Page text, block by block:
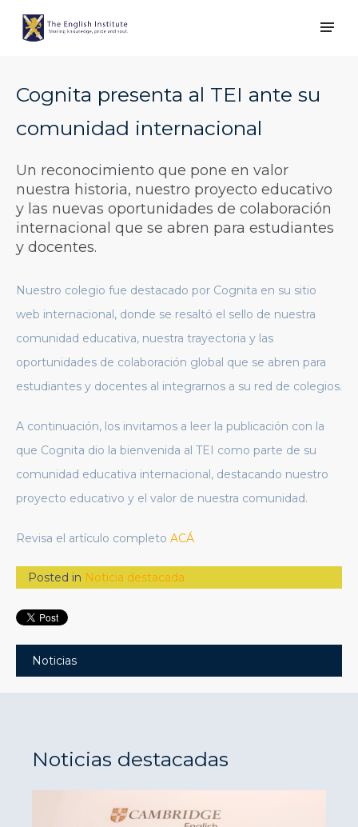
Cognita presenta al TEI ante su
comunidad internacional
Un reconocimiento que pone en valor
nuestra historia, nuestro proyecto educativo
y las nuevas oportunidades de colaboración
internacional que se abren para estudiantes
y docentes.
Nuestro colegio fue destacado por Cognita en su sitio
web internacional, donde se resaltó el sello de nuestra
comunidad educativa, nuestra trayectoria y las
oportunidades de colaboración global que se abren para
estudiantes y docentes al integrarnos a su red de colegios.
A continuación, los invitamos a leer la publicación con la
que Cognita dio la bienvenida al TEI como parte de su
comunidad educativa internacional, destacando nuestro
proyecto educativo y el valor de nuestra comunidad.
Revisa el artículo completo ACÁ
Posted in Noticia destacada
Noticias
Noticias destacadas